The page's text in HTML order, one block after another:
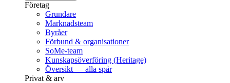
Företag
Grundare
Marknadsteam
Byråer
Förbund & organisationer
SoMe-team
Kunskapsöverföring (Heritage)
Översikt — alla spår
Privat & arv